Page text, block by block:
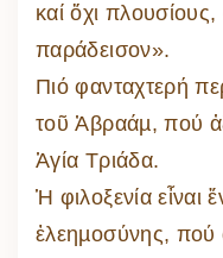
καί ὄχι
παράδεισον».
Πιό φανταχτερή
τοῦ Ἀβραάµ, πού
Ἁγία Τριάδα.
Ἡ φιλοξενία εἶναι
ἐλεηµοσύνης, πού